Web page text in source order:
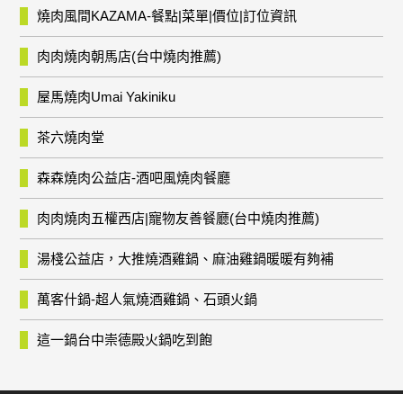
燒肉風間KAZAMA-餐點|菜單|價位|訂位資訊
肉肉燒肉朝馬店(台中燒肉推薦)
屋馬燒肉Umai Yakiniku
茶六燒肉堂
森森燒肉公益店-酒吧風燒肉餐廳
肉肉燒肉五權西店|寵物友善餐廳(台中燒肉推薦)
湯棧公益店，大推燒酒雞鍋、麻油雞鍋暖暖有夠補
萬客什鍋-超人氣燒酒雞鍋、石頭火鍋
這一鍋台中崇德殿火鍋吃到飽